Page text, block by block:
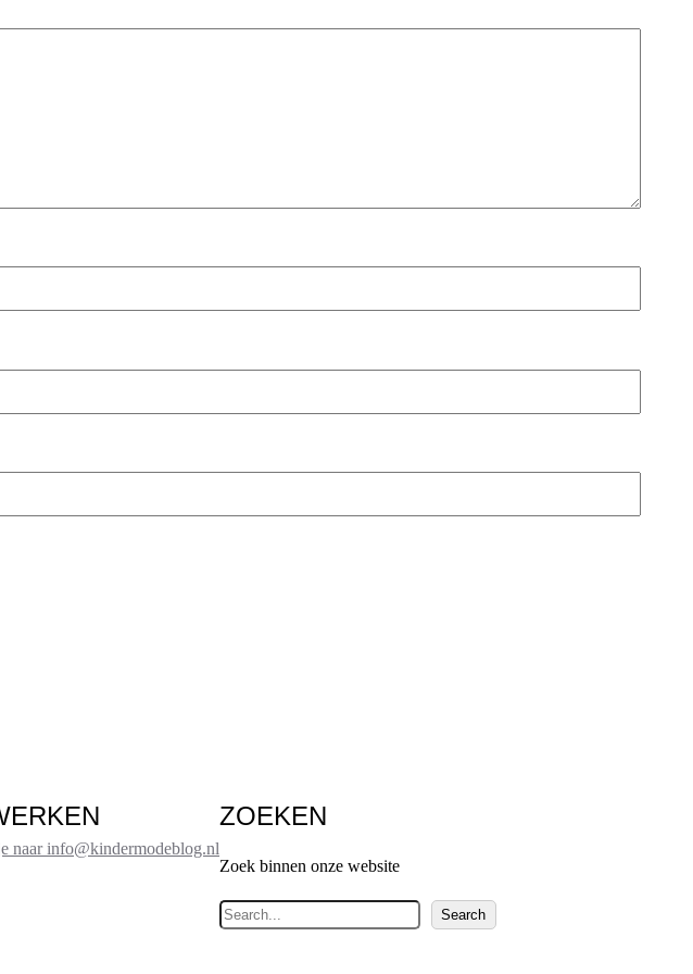
naar info@kindermodeblog.nl
ZOEKEN
Zoek binnen onze website
Z
Search